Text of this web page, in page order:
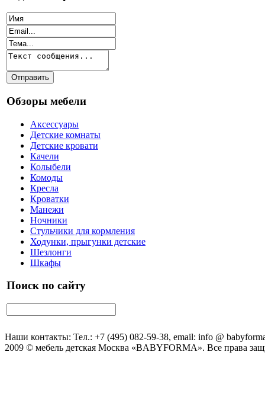
Обзоры мебели
Аксессуары
Детские комнаты
Детские кровати
Качели
Колыбели
Комоды
Кресла
Кроватки
Манежи
Ночники
Стульчики для кормления
Ходунки, прыгунки детские
Шезлонги
Шкафы
Поиск по сайту
Наши контакты: Тел.: +7 (495) 082-59-38, email: info @
2009 © мебель детская Москва «BABYFORMA». Все права